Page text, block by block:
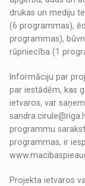
drukas un mediju
(6 programmas),
programmas),
rūpniecība (1
Informāciju par
par iestādēm, kas
ietvaros, var
programmu
programmas, ir
Projekta ietvaros